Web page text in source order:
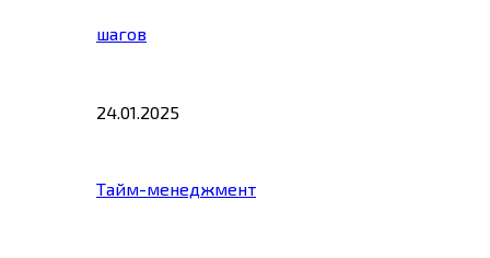
шагов
24.01.2025
Тайм-менеджмент